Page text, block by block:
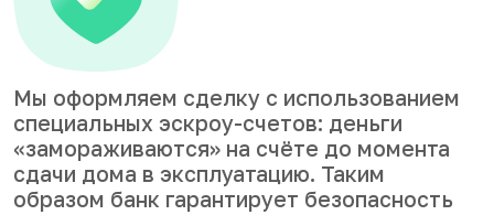
Мы оформляем сделку с использованием
специальных эскроу-счетов: деньги
«замораживаются» на счёте до момента
сдачи дома в эксплуатацию. Таким
образом банк гарантирует безопасность